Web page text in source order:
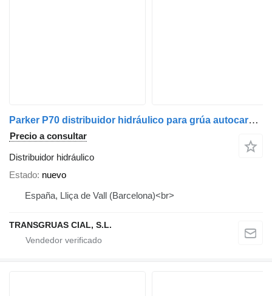
Parker P70 distribuidor hidráulico para grúa autocargante
Precio a consultar
Distribuidor hidráulico
Estado nuevo
España, Lliça de Vall (Barcelona)<br>
TRANSGRUAS CIAL, S.L.